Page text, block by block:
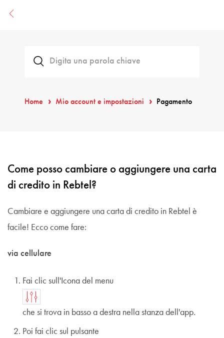
Home Mio account e impostazioni Pagamento
Come posso cambiare o aggiungere una carta
di credito in Rebtel?
Cambiare e aggiungere una carta di credito in Rebtel è
facile! Ecco come fare:
via cellulare
Fai clic sull'Icona del menu
che si trova in basso a destra nella stanza dell'app.
Poi fai clic sul pulsante